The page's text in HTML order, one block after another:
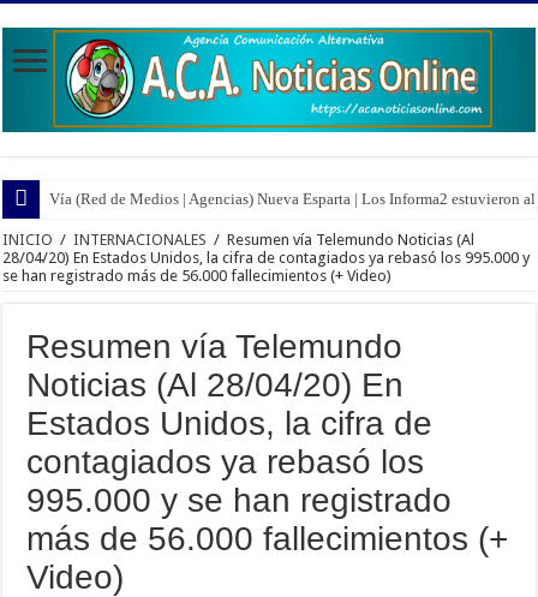
Vía (Red de Medios | Agencias) Nueva Esparta | Los Informa2
INICIO / INTERNACIONALES / Resumen vía Telemundo Noticias (Al
28/04/20) En Estados Unidos, la cifra de contagiados ya rebasó los 995.000 y
se han registrado más de 56.000 fallecimientos (+ Video)
Resumen vía Telemundo
Noticias (Al 28/04/20) En
Estados Unidos, la cifra de
contagiados ya rebasó los
995.000 y se han registrado
más de 56.000 fallecimientos (+
Video)